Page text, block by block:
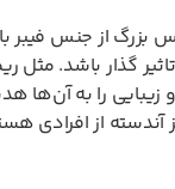
از جنس فیبر
گذار باشد.
زیبایی را به
از افرادی